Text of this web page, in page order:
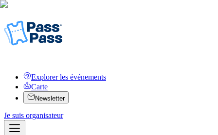
Explorer les événements
Carte
Newsletter
Je suis organisateur